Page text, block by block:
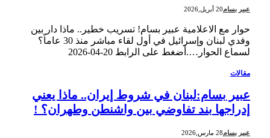
عبير بسام20 أبريل,2026
حوار مع الاعلامية عبير بسام! تسريب خطير.. ماذا دار بين
وفدي لبنان وإسرائيل في أول لقاء مباشر منذ 30 عاماً؟
لسماع الحوار….أضغط على الرابط ‎2026-‎04-‎20
مقالات
عبير بسام:لبنان في شروط إيران.. ماذا يعني
إدراجها بند تفاوضي بين واشنطن وطهران؟ !
عبير بسام28 مارس,2026